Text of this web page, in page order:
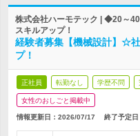
株式会社ハーモテック | ◆20～
スキルアップ！
経験者募集【機械設計】☆
プ！
正社員 転勤なし 学歴不問
女性のおしごと掲載中
情報更新日：2026/07/17 終了予定日